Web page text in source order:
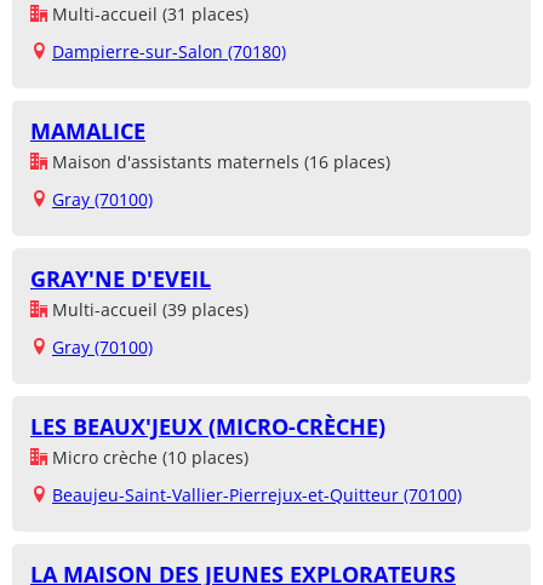
Multi-accueil (31 places)
Dampierre-sur-Salon (70180)
MAMALICE
Maison d'assistants maternels (16 places)
Gray (70100)
GRAY'NE D'EVEIL
Multi-accueil (39 places)
Gray (70100)
LES BEAUX'JEUX (MICRO-CRÈCHE)
Micro crèche (10 places)
Beaujeu-Saint-Vallier-Pierrejux-et-Quitteur (70100)
LA MAISON DES JEUNES EXPLORATEURS